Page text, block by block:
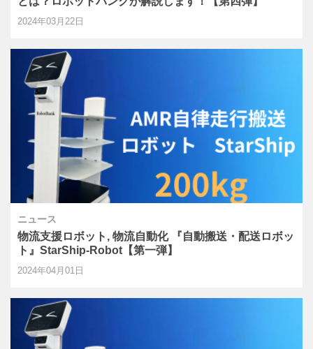
2024年03月22日
ニュース
物流支援ロボット, 物流自動化 『自動搬送・配送ロボッ
ト』StarShip-Robot【第一弾】
2024年04月01日